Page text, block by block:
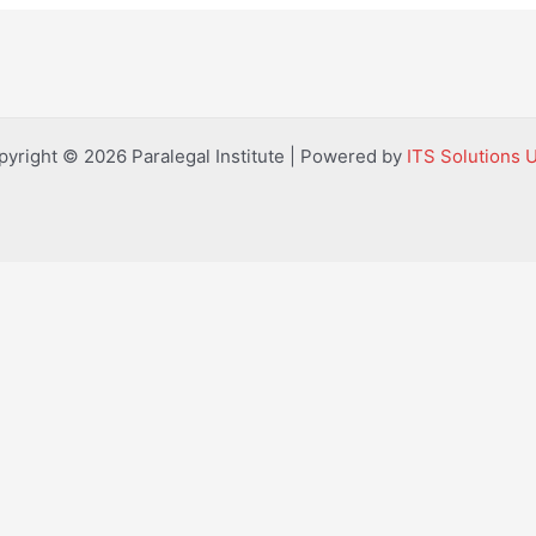
© 2026 Paralegal Institute | Powered by ITS Solutions